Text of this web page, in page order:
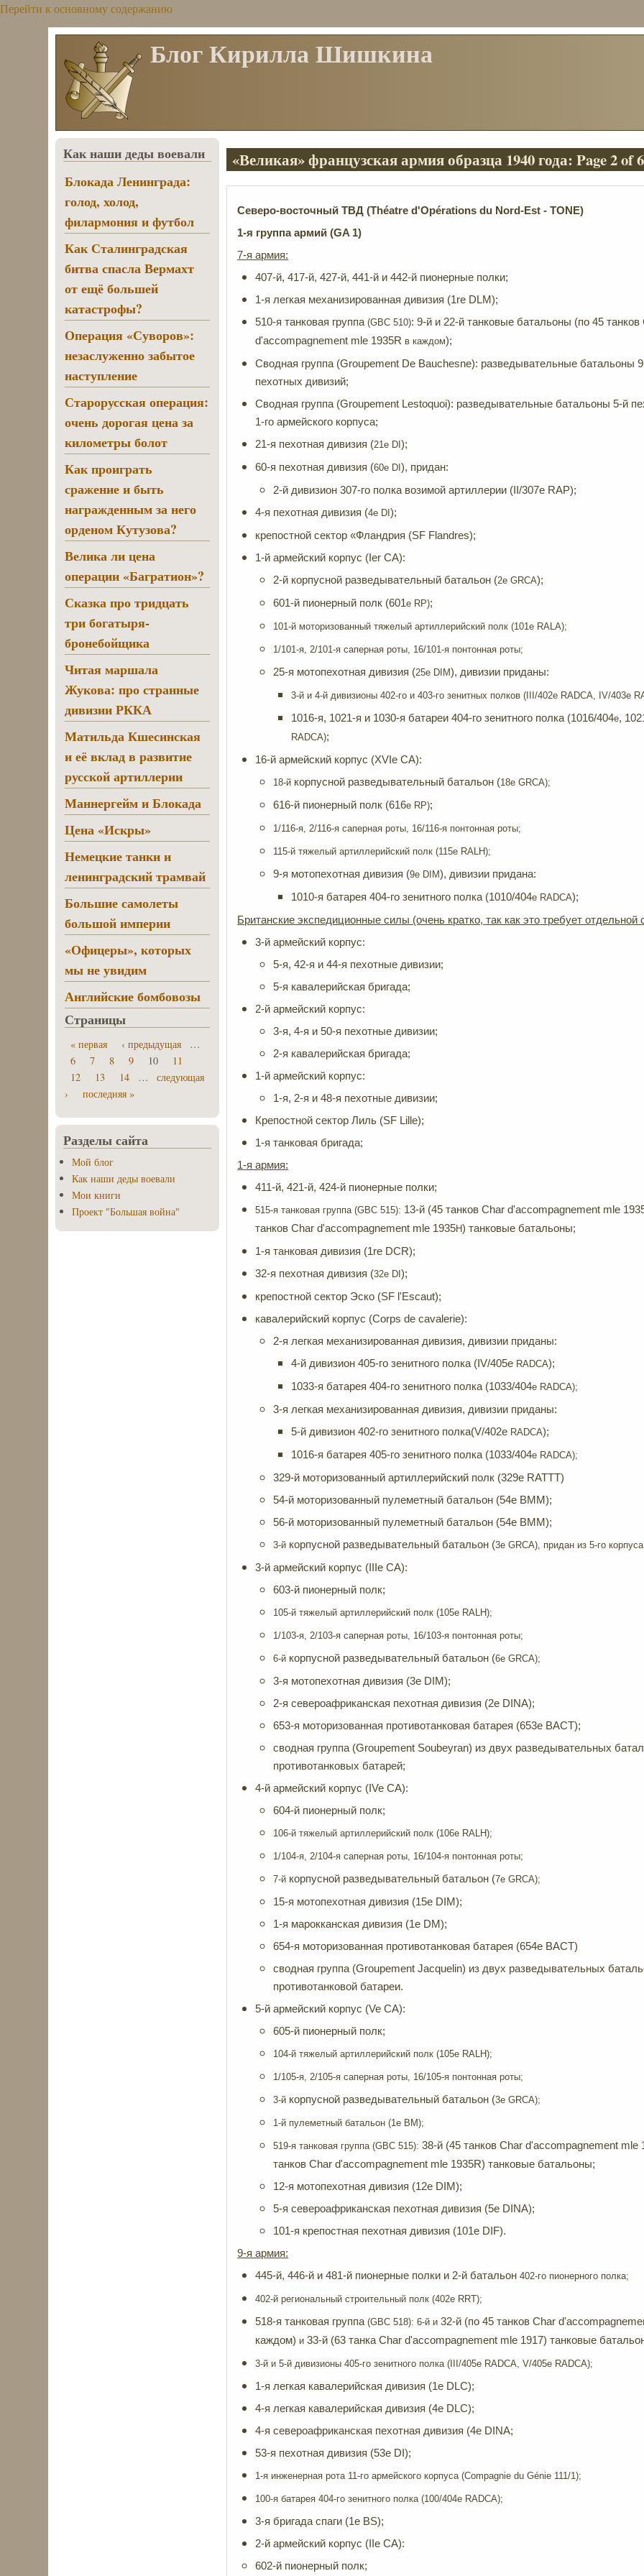
Перейти к основному содержанию
Блог Кирилла Шишкина
«Великая» французская армия образца 1940 года: Page 2 of 6
Северо-восточный ТВД (Théatre d'Opérations du Nord-Est -TONE)
1-я группа армий (GA 1)
7-я армия:
407-й, 417-й, 427-й, 441-й и 442-й пионерные полки;
1-я легкая механизированная дивизия (1re DLM);
510-я танковая группа(GBC 510): 9-й и 22-й танковые батальоны (по 45 танков
d'accompagnement mle 1935R в каждом);
Сводная группа (Groupement De Bauchesne): разведывательные батальоны
пехотных дивизий;
Сводная группа (Groupement Lestoquoi): разведывательные батальоны 5-й
1-го армейского корпуса;
21-я пехотная дивизия (21e DI );
60-я пехотная дивизия (60e DI ), придан:
2-й дивизион 307-го полка возимой артиллерии (II/307e RAP);
4-я пехотная дивизия (4e DI );
крепостной сектор «Фландрия (SF Flandres);
1-й армейский корпус (Ier CA):
2-й корпусной разведывательный батальон (2e GRCA);
601-й пионерный полк (601e RP);
101-й моторизованный тяжелый артиллерийский полк (101e RALA);
1/101-я, 2/101-я саперная роты, 16/101-я понтонная роты;
25-я мотопехотная дивизия (25e DIM), дивизии приданы:
3-й и 4-й дивизионы 402-го и 403-го зенитных полков (III/402e RADCA IV/403e
1016-я, 1021-я и 1030-я батареи 404-го зенитного полка (1016/404e,
RADCA);
16-й армейский корпус (XVIe CA):
18-й корпусной разведывательный батальон (18e GRCA);
616-й пионерный полк (616e RP);
1/116-я, 2/116-я саперная роты, 16/116-я понтонная роты;
115-й тяжелый артиллерийский полк (115e RALH);
9-я мотопехотная дивизия (9e DIM), дивизии придана:
1010-я батарея 404-го зенитного полка (1010/404e RADCA);
Британские экспедиционные силы (очень кратко, так как это требует отдельной
3-й армейский корпус:
5-я, 42-я и 44-я пехотные дивизии;
5-я кавалерийская бригада;
2-й армейский корпус:
3-я, 4-я и 50-я пехотные дивизии;
2-я кавалерийская бригада;
1-й армейский корпус:
1-я, 2-я и 48-я пехотные дивизии;
Крепостной сектор Лиль (SF Lille);
1-я танковая бригада;
1-я армия:
411-й, 421-й, 424-й пионерные полки;
515-я танковая группа (GBC 515): 13-й (45 танков Char d'accompagnement mle
танков Char d'accompagnement mle 1935H) танковые батальоны;
1-я танковая дивизия (1re DCR);
32-я пехотная дивизия (32e DI );
крепостной сектор Эско (SF l'Escaut);
кавалерийский корпус (Corps de cavalerie):
2-я легкая механизированная дивизия, дивизии приданы:
4-й дивизион 405-го зенитного полка (IV/405e RADCA);
1033-я батарея 404-го зенитного полка (1033/404e RADCA);
3-я легкая механизированная дивизия, дивизии приданы:
5-й дивизион 402-го зенитного полка(V/402e RADCA);
1016-я батарея 405-го зенитного полка (1033/404e RADCA);
329-й моторизованный артиллерийский полк (329e RATTT)
54-й моторизованный пулеметный батальон (54e BMM);
56-й моторизованный пулеметный батальон (54e BMM);
3-й корпусной разведывательный батальон (3e GRCA), придан из 5-го
3-й армейский корпус (IIIe CA):
603-й пионерный полк;
105-й тяжелый артиллерийский полк (105e RALH);
1/103-я, 2/103-я саперная роты, 16/103-я понтонная роты;
6-й корпусной разведывательный батальон (6e GRCA);
3-я мотопехотная дивизия (3e DIM);
2-я североафриканская пехотная дивизия (2e DINA);
653-я моторизованная противотанковая батарея (653e BACT);
сводная группа (Groupement Soubeyran) из двух разведывательных
противотанковых батарей;
4-й армейский корпус (IVe CA):
604-й пионерный полк;
106-й тяжелый артиллерийский полк (106e RALH);
1/104-я, 2/104-я саперная роты, 16/104-я понтонная роты;
7-й корпусной разведывательный батальон (7e GRCA);
15-я мотопехотная дивизия (15e DIM);
1-я марокканская дивизия (1e DM);
654-я моторизованная противотанковая батарея (654e BACT)
сводная группа (Groupement Jacquelin) из двух разведывательных
противотанковой батареи.
5-й армейский корпус (Ve CA):
605-й пионерный полк;
104-й тяжелый артиллерийский полк (105e RALH);
1/105-я, 2/105-я саперная роты, 16/105-я понтонная роты;
3-й корпусной разведывательный батальон (3e GRCA);
1-й пулеметный батальон (1e BM);
519-я танковая группа (GBC 515): 38-й (45 танков Char d'accompagnement mle
танков Char d'accompagnement mle 1935R) танковые батальоны;
12-я мотопехотная дивизия (12e DIM);
5-я североафриканская пехотная дивизия (5e DINA);
101-я крепостная пехотная дивизия (101e DIF).
9-я армия:
445-й, 446-й и 481-й пионерные полки и 2-й батальон402-го пионерного полка;
402-й региональный строительный полк (402e RRT);
518-я танковая группа(GBC 518): 6-й и32-й (по 45 танков Char
каждом) и33-й (63 танка Char d'accompagnement mle 1917) танковые
3-й и 5-й дивизионы 405-го зенитного полка (III/405e RADCA, V/405e RADCA);
1-я легкая кавалерийская дивизия (1e DLC);
4-я легкая кавалерийская дивизия (4e DLC);
4-я североафриканская пехотная дивизия (4e DINA;
53-я пехотная дивизия (53e DI);
1-я инженерная рота 11-го армейского корпуса (Compagnie du Génie 111/1);
100-я батарея 404-го зенитного полка (100/404e RADCA);
3-я бригада спаги (1e BS);
2-й армейский корпус (IIe CA):
602-й пионерный полк;
Как наши деды воевали
Блокада Ленинграда:
голод, холод,
филармония и футбол
Как Сталинградская
битва спасла Вермахт
от ещё большей
катастрофы?
Операция «Суворов»:
незаслуженно забытое
наступление
Старорусская операция:
очень дорогая цена за
километры болот
Как проиграть
сражение и быть
награжденным за него
орденом Кутузова?
Велика ли цена
операции «Багратион»?
Сказка про тридцать
три богатыря-
бронебойщика
Читая маршала
Жукова: про странные
дивизии РККА
Матильда Кшесинская
и её вклад в развитие
русской артиллерии
Маннергейм и Блокада
Цена «Искры»
Немецкие танки и
ленинградский трамвай
Большие самолеты
большой империи
«Офицеры», которых
мы не увидим
Английские бомбовозы
Страницы
« первая ‹ предыдущая
…
6
7 8 9 10
11
12
13 14 …
следующая
›
последняя »
Разделы сайта
Мой блог
Как наши деды воевали
Мои книги
Проект "Большая война"